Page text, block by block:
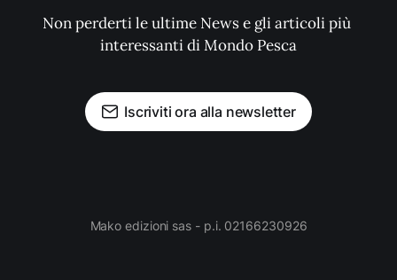
Non perderti le ultime News e gli articoli più
interessanti di Mondo Pesca
Iscriviti ora alla newsletter
Mako edizioni sas - p.i. 02166230926